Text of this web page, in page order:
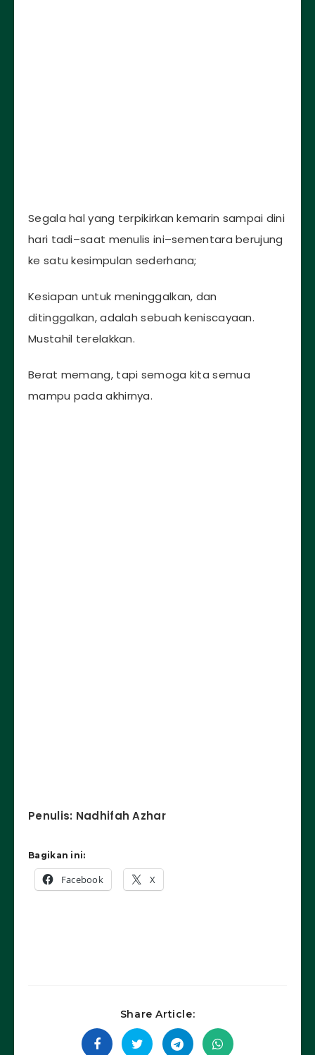
Segala hal yang terpikirkan kemarin sampai dini
hari tadi–saat menulis ini–sementara berujung
ke satu kesimpulan sederhana;
Kesiapan untuk meninggalkan, dan
ditinggalkan, adalah sebuah keniscayaan.
Mustahil terelakkan.
Berat memang, tapi semoga kita semua
mampu pada akhirnya.
Penulis: Nadhifah Azhar
Bagikan ini:
Facebook X
Share Article: